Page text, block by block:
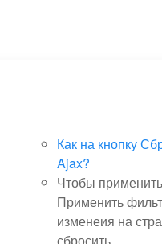
Как на кнопку
Ajax?
Чтобы
Применить
изменеия на